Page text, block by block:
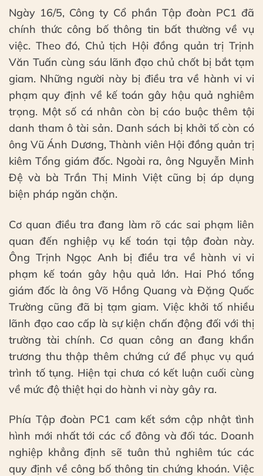
Ngày 16/5, Công ty Cổ phần Tập đoàn PC1 đã
chính thức công bố thông tin bất thường về vụ
việc. Theo đó, Chủ tịch Hội đồng quản trị Trịnh
Văn Tuấn cùng sáu lãnh đạo chủ chốt bị bắt tạm
giam. Những người này bị điều tra về hành vi vi
phạm quy định về kế toán gây hậu quả nghiêm
trọng. Một số cá nhân còn bị cáo buộc thêm tội
danh tham ô tài sản. Danh sách bị khởi tố còn có
ông Vũ Ánh Dương, Thành viên Hội đồng quản trị
kiêm Tổng giám đốc. Ngoài ra, ông Nguyễn Minh
Đệ và bà Trần Thị Minh Việt cũng bị áp dụng
biện pháp ngăn chặn.
Cơ quan điều tra đang làm rõ các sai phạm liên
quan đến nghiệp vụ kế toán tại tập đoàn này.
Ông Trịnh Ngọc Anh bị điều tra về hành vi vi
phạm kế toán gây hậu quả lớn. Hai Phó tổng
giám đốc là ông Võ Hồng Quang và Đặng Quốc
Trường cũng đã bị tạm giam. Việc khởi tố nhiều
lãnh đạo cao cấp là sự kiện chấn động đối với thị
trường tài chính. Cơ quan công an đang khẩn
trương thu thập thêm chứng cứ để phục vụ quá
trình tố tụng. Hiện tại chưa có kết luận cuối cùng
về mức độ thiệt hại do hành vi này gây ra.
Phía Tập đoàn PC1 cam kết sớm cập nhật tình
hình mới nhất tới các cổ đông và đối tác. Doanh
nghiệp khẳng định sẽ tuân thủ nghiêm túc các
quy định về công bố thông tin chứng khoán. Việc